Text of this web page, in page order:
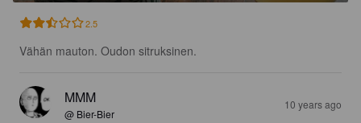
2.5
Vähän mauton. Oudon sitruksinen.
MMM
@ Bier-Bier
10 years ago